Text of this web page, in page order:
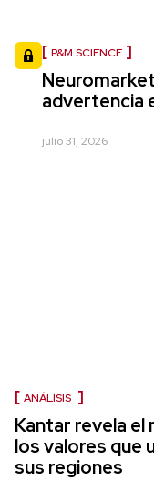
P&M SCIENCE
advertencia
julio 31, 2026
ANÁLISIS
Kantar revela el
los valores que
sus regiones